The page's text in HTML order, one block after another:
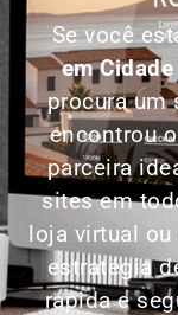
Se você
em
procura um
encontrou
parceira
sites em
loja virtual
estratégia
rápida e